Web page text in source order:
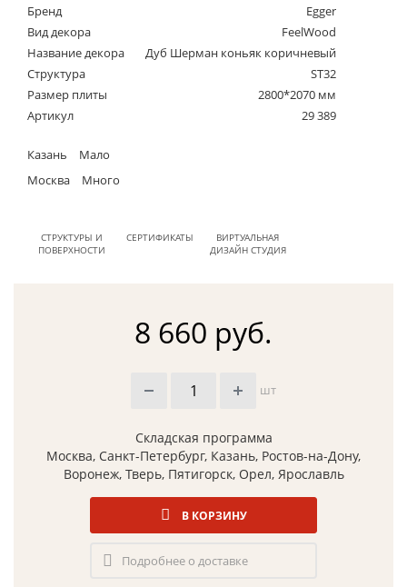
Бренд
Egger
Вид декора
FeelWood
Название декора
Дуб Шерман коньяк коричневый
Структура
ST32
Размер плиты
2800*2070 мм
Артикул
29 389
Казань
Мало
Москва
Много
СТРУКТУРЫ И
ПОВЕРХНОСТИ
СЕРТИФИКАТЫ
ВИРТУАЛЬНАЯ
ДИЗАЙН СТУДИЯ
8 660 руб.
шт
Складская программа
Москва, Санкт-Петербург, Казань, Ростов-на-Дону,
Воронеж, Тверь, Пятигорск, Орел, Ярославль
В КОРЗИНУ
Подробнее о доставке